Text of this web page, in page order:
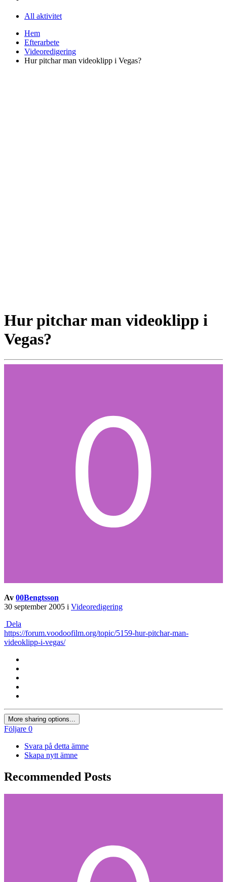
All aktivitet
Hem
Efterarbete
Videoredigering
Hur pitchar man videoklipp i Vegas?
Hur pitchar man videoklipp i
Vegas?
Av 00Bengtsson
30 september 2005 i Videoredigering
Dela
https://forum.voodoofilm.org/topic/5159-hur-pitchar-man-
videoklipp-i-vegas/
More sharing options...
Följare 0
Svara på detta ämne
Skapa nytt ämne
Recommended Posts